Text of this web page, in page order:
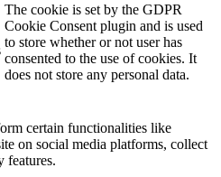
The cookie is set by the GDPR
Cookie Consent plugin and is used
to store whether or not user has
consented to the use of cookies. It
does not store any personal data.
certain functionalities like
on social media platforms, collect
features.